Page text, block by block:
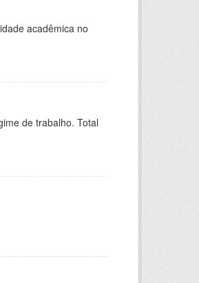
acadêmica no
de trabalho. Total